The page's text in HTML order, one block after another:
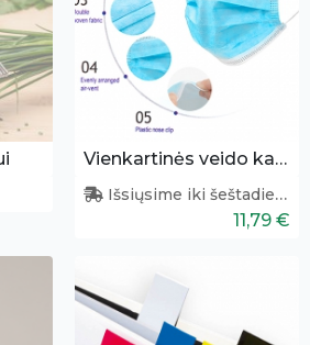
Vienkartinės veido kaukės 50 vnt.
Išsiųsime iki šeštadienio
11,79 €